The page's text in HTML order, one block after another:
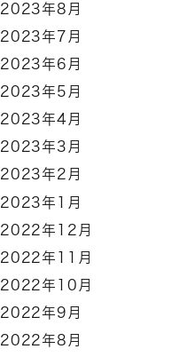
2023年8月
2023年7月
2023年6月
2023年5月
2023年4月
2023年3月
2023年2月
2023年1月
2022年12月
2022年11月
2022年10月
2022年9月
2022年8月